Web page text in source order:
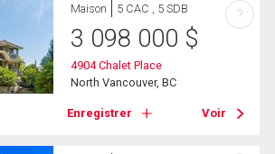
Maison 5 CAC , 5 SDB
3 098 000 $
4904 Chalet Place
North Vancouver, BC
Enregistrer Voir
?